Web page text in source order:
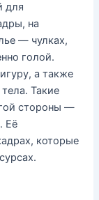
для
на
— чулках,
голой.
а также
Такие
стороны —
Её
которые